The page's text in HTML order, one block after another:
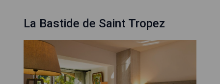
La Bastide de Saint Tropez